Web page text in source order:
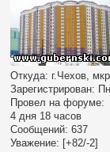
Откуда: г.Чехов,
Зарегистрирован:
Провел на форуме:
4 дня 18 часов
Сообщений: 637
Уважение: [+82/-2]